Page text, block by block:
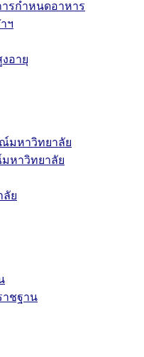
รกำหนดอาหาร
ฯ
อายุ
มหาวิทยาลัย
หาวิทยาลัย
ลัย
ชฐาน